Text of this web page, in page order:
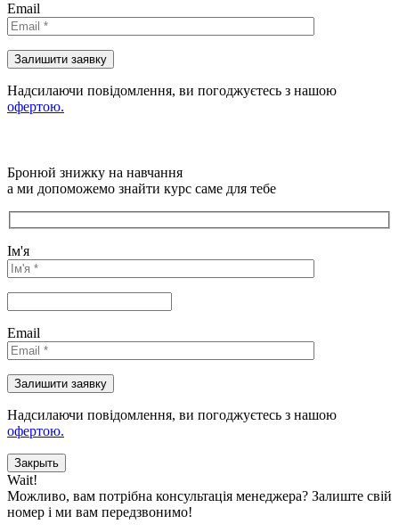
Email
Надсилаючи повідомлення, ви погоджуєтесь з нашою
офертою.
Бронюй знижку на навчання
а ми допоможемо знайти курс саме для тебе
Ім'я
Email
Надсилаючи повідомлення, ви погоджуєтесь з нашою
офертою.
Закрыть
Wait!
Можливо, вам потрібна консультація менеджера? Залиште свій
номер і ми вам передзвонимо!